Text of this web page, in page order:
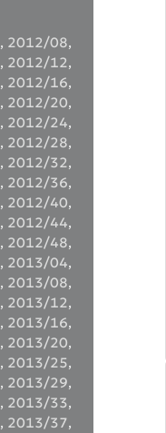
, 2012/08,
, 2012/12,
, 2012/16,
, 2012/20,
, 2012/24,
, 2012/28,
, 2012/32,
, 2012/36,
, 2012/40,
, 2012/44,
, 2012/48,
, 2013/04,
, 2013/08,
, 2013/12,
, 2013/16,
, 2013/20,
, 2013/25,
, 2013/29,
, 2013/33,
, 2013/37,